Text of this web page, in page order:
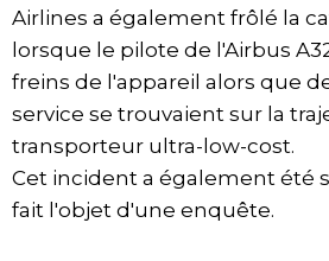
Airlines a également frôlé la
lorsque le pilote de l'Airbus
freins de l'appareil alors que
service se trouvaient sur la
transporteur ultra-low-cost.
Cet incident a également été
fait l'objet d'une enquête.